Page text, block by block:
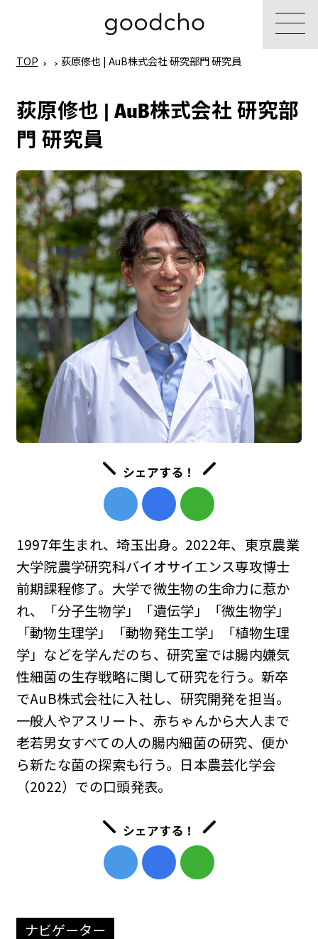
TOP 荻原修也 | AuB株式会社 研究部門 研究員
荻原修也 | AuB株式会社 研究部
門 研究員
シェアする！
1997年生まれ、埼玉出身。2022年、東京農業
大学院農学研究科バイオサイエンス専攻博士
前期課程修了。大学で微生物の生命力に惹か
れ、「分子生物学」「遺伝学」「微生物学」
「動物生理学」「動物発生工学」「植物生理
学」などを学んだのち、研究室では腸内嫌気
性細菌の生存戦略に関して研究を行う。新卒
でAuB株式会社に入社し、研究開発を担当。
一般人やアスリート、赤ちゃんから大人まで
老若男女すべての人の腸内細菌の研究、便か
ら新たな菌の探索も行う。日本農芸化学会
（2022）での口頭発表。
シェアする！
ナビゲーター